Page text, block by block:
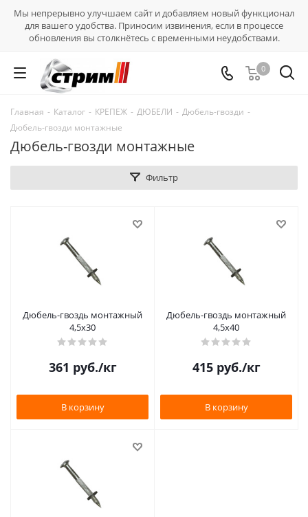
Мы непрерывно улучшаем сайт и добавляем новый функционал
для вашего удобства. Приносим извинения, если в процессе
обновления вы столкнётесь с временными неудобствами.
0
Главная - Каталог - КРЕПЕЖ - ДЮБЕЛИ - Дюбель-гвозди -
Дюбель-гвозди монтажные
Дюбель-гвозди монтажные
Фильтр
Дюбель-гвоздь монтажный
4,5х30
361 руб./кг
В корзину
Дюбель-гвоздь монтажный
4,5х40
415руб./кг
В корзину